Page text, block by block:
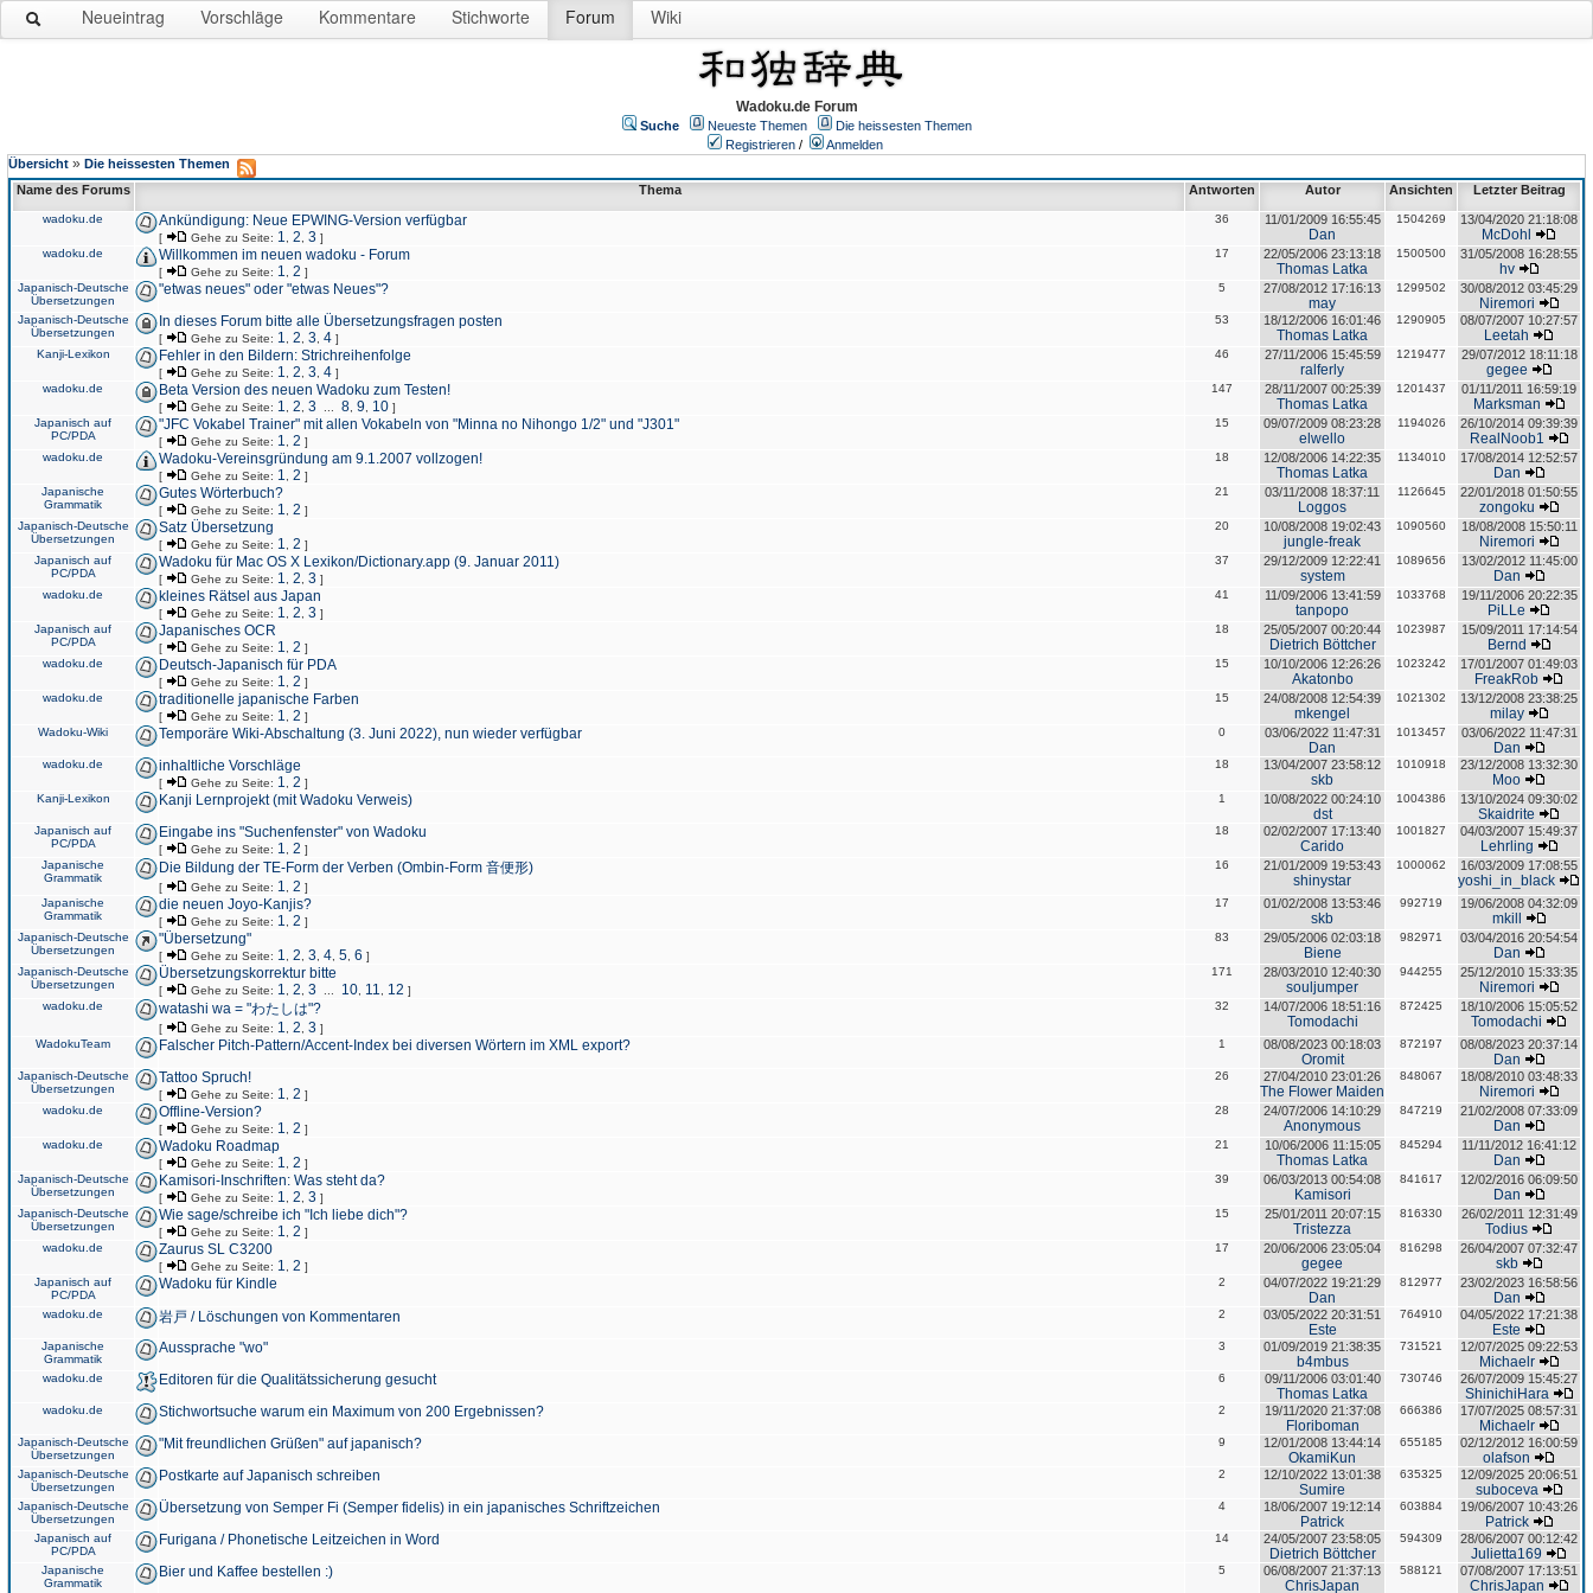
Neueintrag Vorschläge Kommentare Stichworte Forum Wiki
Wadoku.de Forum
Suche Neueste Themen
Die heissesten Themen
Registrieren /
Anmelden
Übersicht » Die heissesten Themen
Name des Forums
Thema Antworten Autor Ansichten Letzter Beitrag
wadoku.de Ankündigung: Neue EPWING-Version verfügbar
[ Gehe zu Seite: 1 2 3 ]
36 11/01/2009 16:55:45
Dan
1504269 13/04/2020 21:18:08
McDohl
wadoku.de Willkommen im neuen wadoku - Forum
[ Gehe zu Seite: 1 2 ]
17 22/05/2006 23:13:18
Thomas Latka
1500500 31/05/2008 16:28:55
hv
Japanisch-Deutsche
Übersetzungen
"etwas neues" oder "etwas Neues"? 5 27/08/2012 17:16:13
may
1299502 30/08/2012 03:45:29
Niremori
Japanisch-Deutsche
Übersetzungen
In dieses Forum bitte alle Übersetzungsfragen posten
[ Gehe zu Seite: 1 2 3 4 ]
53 18/12/2006 16:01:46
Thomas Latka
1290905 08/07/2007 10:27:57
Leetah
Kanji-Lexikon Fehler in den Bildern: Strichreihenfolge
[ Gehe zu Seite: 1 2 3 4 ]
46 27/11/2006 15:45:59
ralferly
1219477 29/07/2012 18:11:18
gegee
wadoku.de Beta Version des neuen Wadoku zum Testen!
[ Gehe zu Seite: 1 2 3 8 9 10 ]
147 28/11/2007 00:25:39
Thomas Latka
1201437 01/11/2011 16:59:19
Marksman
Japanisch auf
PC/PDA
"JFC Vokabel Trainer" mit allen Vokabeln von "Minna no Nihongo 1/2" und "J301"
[ Gehe zu Seite: 1 2 ]
15 09/07/2009 08:23:28
elwello
1194026 26/10/2014 09:39:39
RealNoob1
wadoku.de Wadoku-Vereinsgründung am 9.1.2007 vollzogen!
[ Gehe zu Seite: 1 2 ]
18 12/08/2006 14:22:35
Thomas Latka
1134010 17/08/2014 12:52:57
Dan
Japanische
Grammatik
Gutes Wörterbuch?
[ Gehe zu Seite: 1 2 ]
21 03/11/2008 18:37:11
Loggos
1126645 22/01/2018 01:50:55
zongoku
Japanisch-Deutsche
Übersetzungen
Satz Übersetzung
[ Gehe zu Seite: 1 2 ]
20 10/08/2008 19:02:43
jungle-freak
1090560 18/08/2008 15:50:11
Niremori
Japanisch auf
PC/PDA
Wadoku für Mac OS X Lexikon/Dictionary.app (9. Januar 2011)
[ Gehe zu Seite: 1 2 3 ]
37 29/12/2009 12:22:41
system
1089656 13/02/2012 11:45:00
Dan
wadoku.de kleines Rätsel aus Japan
[ Gehe zu Seite: 1 2 3 ]
41 11/09/2006 13:41:59
tanpopo
1033768 19/11/2006 20:22:35
PiLLe
Japanisch auf
PC/PDA
Japanisches OCR
[ Gehe zu Seite: 1 2 ]
18 25/05/2007 00:20:44
Dietrich Böttcher
1023987 15/09/2011 17:14:54
Bernd
wadoku.de Deutsch-Japanisch für PDA
[ Gehe zu Seite: 1 2 ]
15 10/10/2006 12:26:26
Akatonbo
1023242 17/01/2007 01:49:03
FreakRob
wadoku.de traditionelle japanische Farben
[ Gehe zu Seite: 1 2 ]
15 24/08/2008 12:54:39
mkengel
1021302 13/12/2008 23:38:25
milay
Wadoku-Wiki Temporäre Wiki-Abschaltung (3. Juni 2022), nun wieder verfügbar 0 03/06/2022 11:47:31
Dan
1013457 03/06/2022 11:47:31
Dan
wadoku.de inhaltliche Vorschläge
[ Gehe zu Seite: 1 2 ]
18 13/04/2007 23:58:12
skb
1010918 23/12/2008 13:32:30
Moo
Kanji-Lexikon Kanji Lernprojekt (mit Wadoku Verweis) 1 10/08/2022 00:24:10
dst
1004386 13/10/2024 09:30:02
Skaidrite
Japanisch auf
PC/PDA
Eingabe ins "Suchenfenster" von Wadoku
[ Gehe zu Seite: 1 2 ]
18 02/02/2007 17:13:40
Carido
1001827 04/03/2007 15:49:37
Lehrling
Japanische
Grammatik
Die Bildung der TE-Form der Verben (Ombin-Form 音便形)
[ Gehe zu Seite: 1 2 ]
16 21/01/2009 19:53:43
shinystar
1000062 16/03/2009 17:08:55
yoshi_in_black
Japanische
Grammatik
die neuen Joyo-Kanjis?
[ Gehe zu Seite: 1 2 ]
17 01/02/2008 13:53:46
skb
992719 19/06/2008 04:32:09
mkill
Japanisch-Deutsche
Übersetzungen
"Übersetzung"
[ Gehe zu Seite: 1 2 3 4 5 6 ]
83 29/05/2006 02:03:18
Biene
982971 03/04/2016 20:54:54
Dan
Japanisch-Deutsche
Übersetzungen
Übersetzungskorrektur bitte
[ Gehe zu Seite: 1 2 3 10 11 12 ]
171 28/03/2010 12:40:30
souljumper
944255 25/12/2010 15:33:35
Niremori
wadoku.de watashi wa = "わたしは"?
[ Gehe zu Seite: 1 2 3 ]
32 14/07/2006 18:51:16
Tomodachi
872425 18/10/2006 15:05:52
Tomodachi
WadokuTeam Falscher Pitch-Pattern/Accent-Index bei diversen Wörtern im XML export? 1 08/08/2023 00:18:03
Oromit
872197 08/08/2023 20:37:14
Dan
Japanisch-Deutsche
Übersetzungen
Tattoo Spruch!
[ Gehe zu Seite: 1 2 ]
26 27/04/2010 23:01:26
The Flower Maiden
848067 18/08/2010 03:48:33
Niremori
wadoku.de Offline-Version?
[ Gehe zu Seite: 1 2 ]
28 24/07/2006 14:10:29
Anonymous
847219 21/02/2008 07:33:09
Dan
wadoku.de Wadoku Roadmap
[ Gehe zu Seite: 1 2 ]
21 10/06/2006 11:15:05
Thomas Latka
845294 11/11/2012 16:41:12
Dan
Japanisch-Deutsche
Übersetzungen
Kamisori-Inschriften: Was steht da?
[ Gehe zu Seite: 1 2 3 ]
39 06/03/2013 00:54:08
Kamisori
841617 12/02/2016 06:09:50
Dan
Japanisch-Deutsche
Übersetzungen
Wie sage/schreibe ich "Ich liebe dich"?
[ Gehe zu Seite: 1 2 ]
15 25/01/2011 20:07:15
Tristezza
816330 26/02/2011 12:31:49
Todius
wadoku.de Zaurus SL C3200
[ Gehe zu Seite: 1 2 ]
17 20/06/2006 23:05:04
gegee
816298 26/04/2007 07:32:47
skb
Japanisch auf
PC/PDA
Wadoku für Kindle 2 04/07/2022 19:21:29
Dan
812977 23/02/2023 16:58:56
Dan
wadoku.de 岩戸 / Löschungen von Kommentaren 2 03/05/2022 20:31:51
Este
764910 04/05/2022 17:21:38
Este
Japanische
Grammatik
Aussprache "wo" 3 01/09/2019 21:38:35
b4mbus
731521 12/07/2025 09:22:53
Michaelr
wadoku.de Editoren für die Qualitätssicherung gesucht 6 09/11/2006 03:01:40
Thomas Latka
730746 26/07/2009 15:45:27
ShinichiHara
wadoku.de Stichwortsuche warum ein Maximum von 200 Ergebnissen? 2 19/11/2020 21:37:08
Floriboman
666386 17/07/2025 08:57:31
Michaelr
Japanisch-Deutsche
Übersetzungen
"Mit freundlichen Grüßen" auf japanisch? 9 12/01/2008 13:44:14
OkamiKun
655185 02/12/2012 16:00:59
olafson
Japanisch-Deutsche
Übersetzungen
Postkarte auf Japanisch schreiben 2 12/10/2022 13:01:38
Sumire
635325 12/09/2025 20:06:51
suboceva
Japanisch-Deutsche
Übersetzungen
Übersetzung von Semper Fi (Semper fidelis) in ein japanisches Schriftzeichen 4 18/06/2007 19:12:14
Patrick
603884 19/06/2007 10:43:26
Patrick
Japanisch auf
PC/PDA
Furigana / Phonetische Leitzeichen in Word 14 24/05/2007 23:58:05
Dietrich Böttcher
594309 28/06/2007 00:12:42
Julietta169
Japanische
Grammatik
Bier und Kaffee bestellen :) 5 06/08/2007 21:37:13
ChrisJapan
588121 07/08/2007 17:13:51
ChrisJapan